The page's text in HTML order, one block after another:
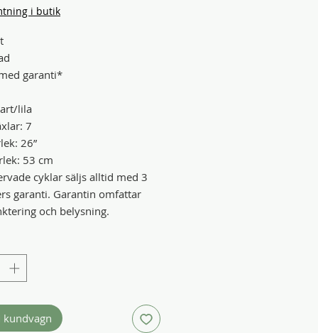
i butik
garanti*
lila
7
26”
53 cm
cyklar säljs alltid med 3
garanti. Garantin omfattar
och belysning.
kundvagn